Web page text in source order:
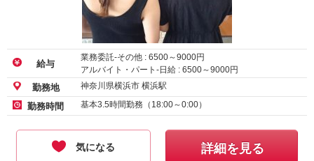
給与
業務委託-その他 : 6500～9000円
アルバイト・パート-日給 : 6500～9000円
勤務地 神奈川県横浜市 横浜駅
勤務時間 基本3.5時間勤務（18:00～0:00）
気になる 詳細を見る